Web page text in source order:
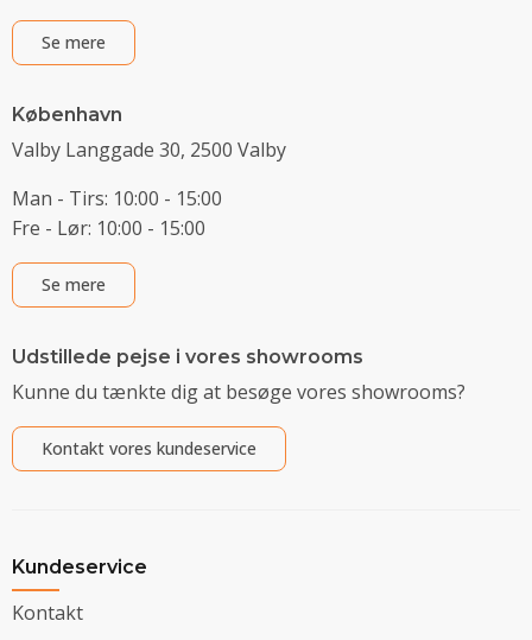
Se mere
København
Valby Langgade 30, 2500 Valby
Man - Tirs: 10:00 - 15:00
Fre - Lør: 10:00 - 15:00
Se mere
Udstillede pejse i vores showrooms
Kunne du tænkte dig at besøge vores showrooms?
Kontakt vores kundeservice
Kundeservice
Kontakt